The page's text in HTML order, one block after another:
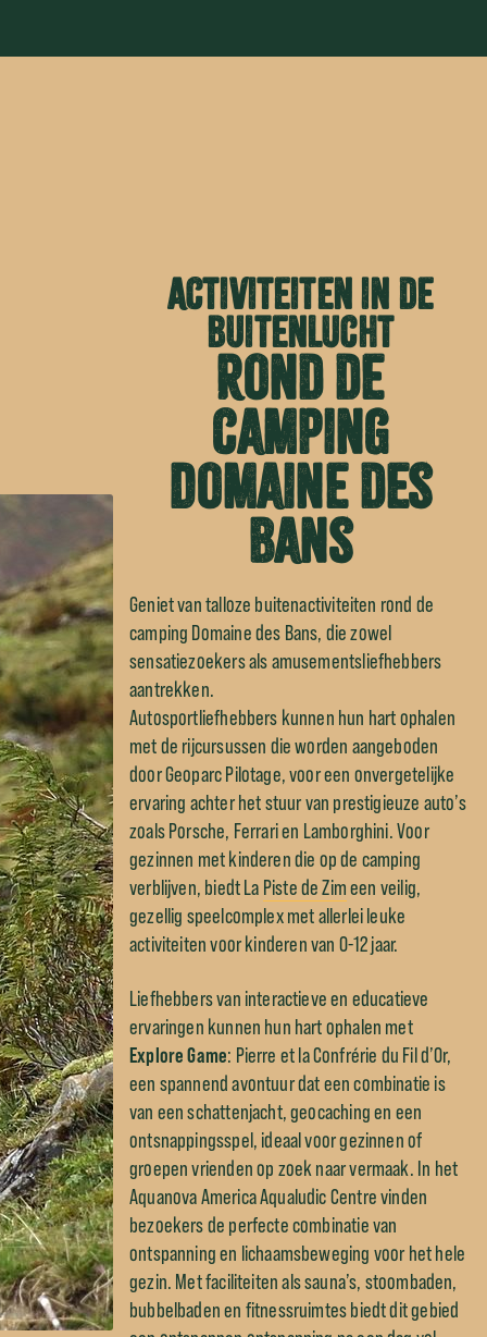
Activiteiten in de
buitenlucht
rond de
camping
Domaine des
Bans
Geniet van talloze buitenactiviteiten rond de
camping Domaine des Bans, die zowel
sensatiezoekers als amusementsliefhebbers
aantrekken.
Autosportliefhebbers kunnen hun hart ophalen
met de rijcursussen die worden aangeboden
door Geoparc Pilotage, voor een onvergetelijke
ervaring achter het stuur van prestigieuze auto’s
zoals Porsche, Ferrari en Lamborghini. Voor
gezinnen met kinderen die op de camping
verblijven, biedt La Piste de Zimeen veilig,
gezellig speelcomplex met allerlei leuke
activiteiten voor kinderen van 0-12 jaar.
Liefhebbers van interactieve en educatieve
ervaringen kunnen hun hart ophalen met
Explore Game: Pierre et la Confrérie du Fil d’Or,
een spannend avontuur dat een combinatie is
van een schattenjacht, geocaching en een
ontsnappingsspel, ideaal voor gezinnen of
groepen vrienden op zoek naar vermaak. In het
Aquanova America Aqualudic Centre vinden
bezoekers de perfecte combinatie van
ontspanning en lichaamsbeweging voor het hele
gezin. Met faciliteiten als sauna’s, stoombaden,
bubbelbaden en fitnessruimtes biedt dit gebied